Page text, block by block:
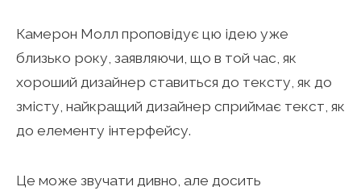
Камерон Молл проповідує цю ідею уже
близько року, заявляючи, що в той час, як
хороший дизайнер ставиться до тексту, як до
змісту, найкращий дизайнер сприймає текст, як
до елементу інтерфейсу.
Це може звучати дивно, але досить